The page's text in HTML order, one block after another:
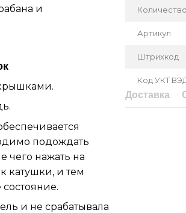
и
подождать
чего нажать на
катушки, и тем
и не срабатывала
Количество
Артикул
Штрихкод
Код УКТ
Доставка